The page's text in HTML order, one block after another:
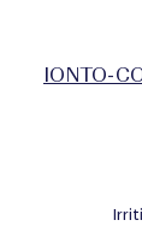
IONTO-